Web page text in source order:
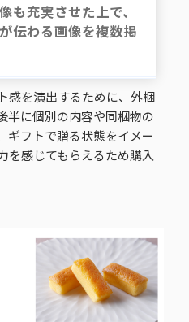
も充実させた上で、
伝わる画像を複数掲
感を演出するために、外梱
半に個別の内容や同梱物の
ギフトで贈る状態をイメー
を感じてもらえるため購入